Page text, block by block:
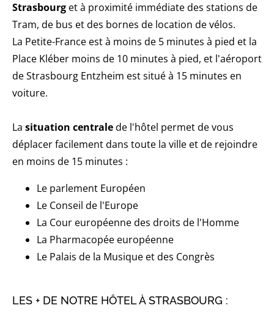
Strasbourg et à proximité immédiate des stations de
Tram, de bus et des bornes de location de vélos.
La Petite-France est à moins de 5 minutes à pied et la
Place Kléber moins de 10 minutes à pied, et l'aéroport
de Strasbourg Entzheim est situé à 15 minutes en
voiture.
La situation centralede l'hôtel permet de vous
déplacer facilement dans toute la ville et de rejoindre
en moins de 15 minutes :
Le parlement Européen
Le Conseil de l'Europe
La Cour européenne des droits de l'Homme
La Pharmacopée européenne
Le Palais de la Musique et des Congrès
LES + DE NOTRE HÔTEL À STRASBOURG :